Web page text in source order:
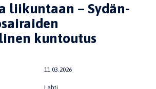
liikuntaan – Sydän-
kuntoutus
11.03.2026
Lahti